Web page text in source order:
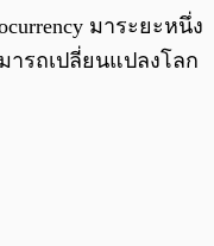
มาระยะหนึ่ง
ารถเปลี่ยนแปลงโลก